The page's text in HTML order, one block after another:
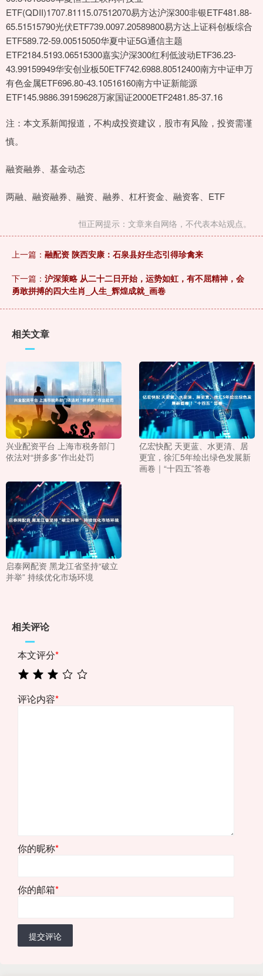
ETF(QDII)1707.81115.07512070易方达沪深300非银ETF481.88-
65.51515790光伏ETF739.0097.20589800易方达上证科创板综合
ETF589.72-59.00515050华夏中证5G通信主题
ETF2184.5193.06515300嘉实沪深300红利低波动ETF36.23-
43.99159949华安创业板50ETF742.6988.80512400南方中证申万
有色金属ETF696.80-43.10516160南方中证新能源
ETF145.9886.39159628万家国证2000ETF2481.85-37.16
注：本文系新闻报道，不构成投资建议，股市有风险，投资需谨
慎。
融资融券、基金动态
两融、融资融券、融资、融券、杠杆资金、融资客、ETF
恒正网提示：文章来自网络，不代表本站观点。
上一篇： 融配资 陕西安康：石泉县好生态引得珍禽来
下一篇： 沪深策略 从二十二日开始，运势如虹，有不屈精神，会
勇敢拼搏的四大生肖_人生_辉煌成就_画卷
相关文章
兴业配资平台 上海市税务部门
依法对“拼多多”作出处罚
亿宏快配 天更蓝、水更清、居
更宜，徐汇5年绘出绿色发展新
画卷｜“十四五”答卷
启泰网配资 黑龙江省坚持“破立
并举” 持续优化市场环境
相关评论
本文评分*
评论内容*
你的昵称*
你的邮箱*
提交评论